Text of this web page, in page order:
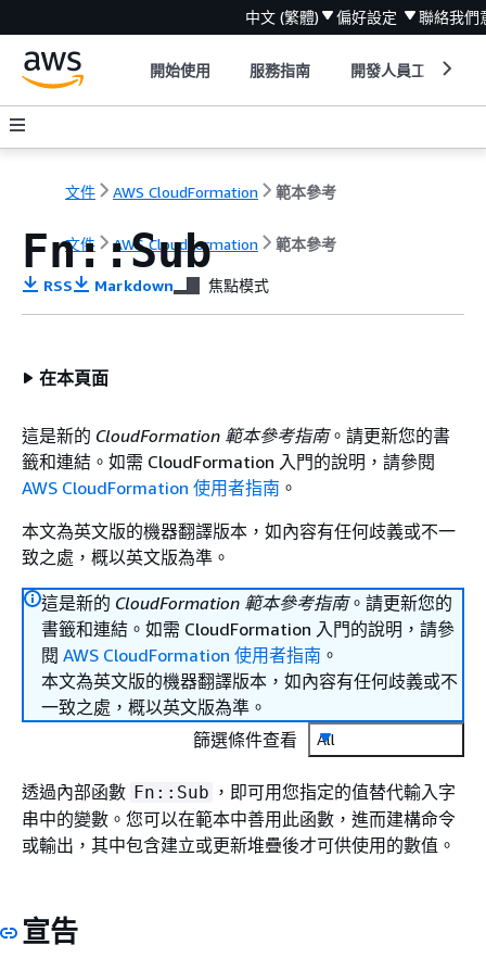
中文 (繁體) 偏好設定 聯絡我們
開始使用 服務指南 開發人員工具
文件 AWS CloudFormation 範本參考
文件 AWS CloudFormation 範本參考
Fn::Sub
RSS Markdown 焦點模式
在本頁面
這是新的 CloudFormation 範本參考指南。請更新您的書
籤和連結。如需 CloudFormation 入門的說明，請參閱
AWS CloudFormation 使用者指南 。
本文為英文版的機器翻譯版本，如內容有任何歧義或不一
致之處，概以英文版為準。
這是新的 CloudFormation 範本參考指南。請更新您的
書籤和連結。如需 CloudFormation 入門的說明，請參
閱 AWS CloudFormation 使用者指南 。
本文為英文版的機器翻譯版本，如內容有任何歧義或不
一致之處，概以英文版為準。
篩選條件查看
All
透過內部函數 Fn::Sub ，即可用您指定的值替代輸入字
串中的變數。您可以在範本中善用此函數，進而建構命令
或輸出，其中包含建立或更新堆疊後才可供使用的數值。
宣告